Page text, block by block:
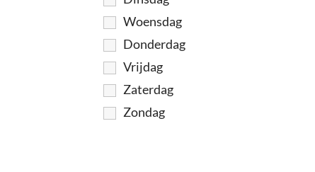
Woensdag
Donderdag
Vrijdag
Zaterdag
Zondag